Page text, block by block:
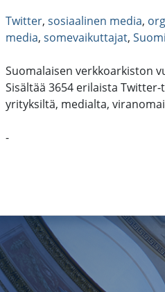
Twitter, sosiaalinen media,
media, somevaikuttajat, Suomi
Suomalaisen verkkoarkiston
Sisältää 3654 erilaista
yrityksiltä, medialta,
-